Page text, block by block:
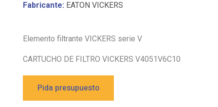
Fabricante: EATON VICKERS
Elemento filtrante VICKERS serie V
CARTUCHO DE FILTRO VICKERS V4051V6C10
Pida presupuesto